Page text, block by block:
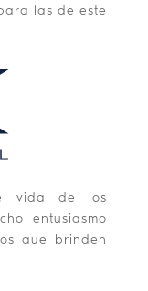
las de este
vida de los
entusiasmo
que brinden